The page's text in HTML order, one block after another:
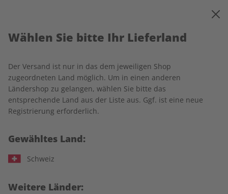
Startseite Spotlight
Einzelausgaben
LESEPROBE
Wählen Sie bitte Ihr Lieferland
Der Versand ist nur in das dem jeweiligen Shop
zugeordneten Land möglich. Um in einen anderen
Ländershop zu gelangen, wählen Sie bitte das
entsprechende Land aus der Liste aus. Ggf. ist eine neue
Registrierung erforderlich.
Gewähltes Land:
Schweiz
Weitere Länder: